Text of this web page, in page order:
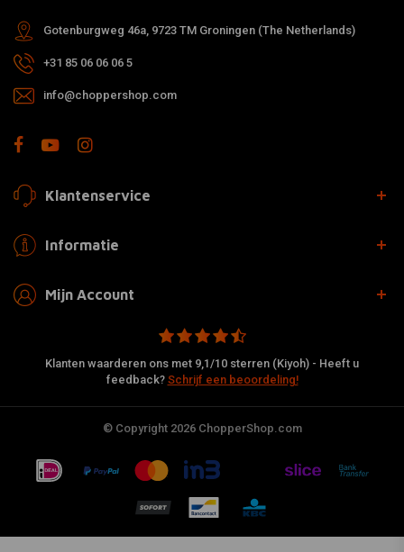
Gotenburgweg 46a, 9723 TM Groningen (The Netherlands)
+31 85 06 06 06 5
info@choppershop.com
Klantenservice
Informatie
Mijn Account
Klanten waarderen ons met 9,1/10 sterren (Kiyoh) - Heeft u
feedback? Schrijf een beoordeling!
© Copyright 2026 ChopperShop.com